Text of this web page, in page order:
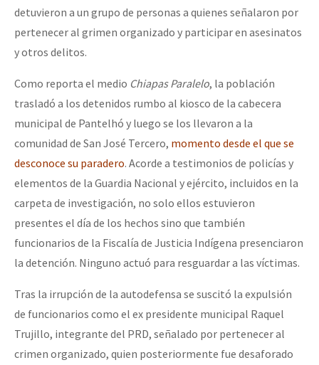
detuvieron a un grupo de personas a quienes señalaron por
pertenecer al grimen organizado y participar en asesinatos
y otros delitos.
Como reporta el medio Chiapas Paralelo, la población
trasladó a los detenidos rumbo al kiosco de la cabecera
municipal de Pantelhó y luego se los llevaron a la
comunidad de San José Tercero, momento desde el que se
desconoce su paradero. Acorde a testimonios de policías y
elementos de la Guardia Nacional y ejército, incluidos en la
carpeta de investigación, no solo ellos estuvieron
presentes el día de los hechos sino que también
funcionarios de la Fiscalía de Justicia Indígena presenciaron
la detención. Ninguno actuó para resguardar a las víctimas.
Tras la irrupción de la autodefensa se suscitó la expulsión
de funcionarios como el ex presidente municipal Raquel
Trujillo, integrante del PRD, señalado por pertenecer al
crimen organizado, quien posteriormente fue desaforado